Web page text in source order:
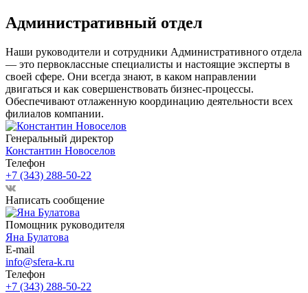
Административный отдел
Наши руководители и сотрудники Административного отдела
— это первоклассные специалисты и настоящие эксперты в
своей сфере. Они всегда знают, в каком направлении
двигаться и как совершенствовать бизнес-процессы.
Обеспечивают отлаженную координацию деятельности всех
филиалов компании.
Генеральный директор
Константин Новоселов
Телефон
+7 (343) 288-50-22
Написать сообщение
Помощник руководителя
Яна Булатова
E-mail
info@sfera-k.ru
Телефон
+7 (343) 288-50-22